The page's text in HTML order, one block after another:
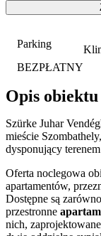
Parking
BEZPŁATNY
Opis obiektu
Szürke Juhar
mieście
dysponujący
Oferta noclegowa
apartamentów,
Dostępne są
przestronne
nich,